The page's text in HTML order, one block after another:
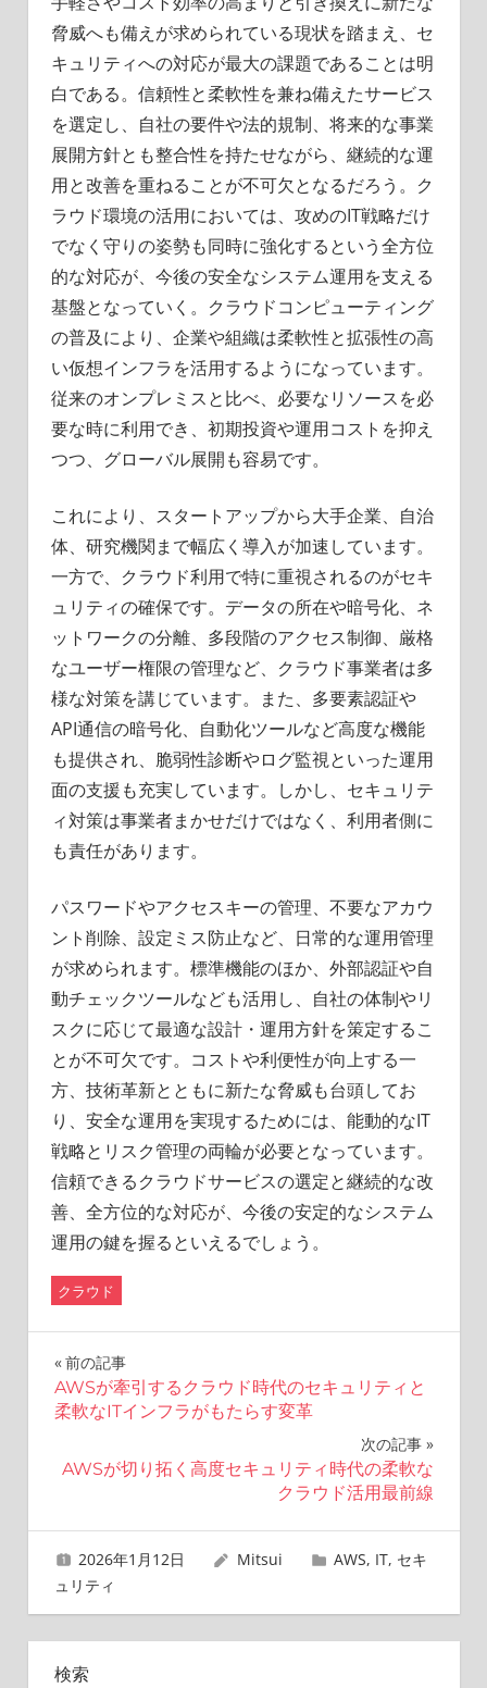
脅威へも備えが求められている現状を踏まえ、セ
キュリティへの対応が最大の課題であることは明
白である。信頼性と柔軟性を兼ね備えたサービス
を選定し、自社の要件や法的規制、将来的な事業
展開方針とも整合性を持たせながら、継続的な運
用と改善を重ねることが不可欠となるだろう。ク
ラウド環境の活用においては、攻めのIT戦略だけ
でなく守りの姿勢も同時に強化するという全方位
的な対応が、今後の安全なシステム運用を支える
基盤となっていく。クラウドコンピューティング
の普及により、企業や組織は柔軟性と拡張性の高
い仮想インフラを活用するようになっています。
従来のオンプレミスと比べ、必要なリソースを必
要な時に利用でき、初期投資や運用コストを抑え
つつ、グローバル展開も容易です。
これにより、スタートアップから大手企業、自治
体、研究機関まで幅広く導入が加速しています。
一方で、クラウド利用で特に重視されるのがセキ
ュリティの確保です。データの所在や暗号化、ネ
ットワークの分離、多段階のアクセス制御、厳格
なユーザー権限の管理など、クラウド事業者は多
様な対策を講じています。また、多要素認証や
API通信の暗号化、自動化ツールなど高度な機能
も提供され、脆弱性診断やログ監視といった運用
面の支援も充実しています。しかし、セキュリテ
ィ対策は事業者まかせだけではなく、利用者側に
も責任があります。
パスワードやアクセスキーの管理、不要なアカウ
ント削除、設定ミス防止など、日常的な運用管理
が求められます。標準機能のほか、外部認証や自
動チェックツールなども活用し、自社の体制やリ
スクに応じて最適な設計・運用方針を策定するこ
とが不可欠です。コストや利便性が向上する一
方、技術革新とともに新たな脅威も台頭してお
り、安全な運用を実現するためには、能動的なIT
戦略とリスク管理の両輪が必要となっています。
信頼できるクラウドサービスの選定と継続的な改
善、全方位的な対応が、今後の安定的なシステム
運用の鍵を握るといえるでしょう。
クラウド
投
稿
ナ
ゲ
ー
シ
ョ
前の記事
AWSが牽引するクラウド時代のセキュリティと
柔軟なITインフラがもたらす変革
次の記事
AWSが切り拓く高度セキュリティ時代の柔軟な
クラウド活用最前線
2026年1月12日 Mitsui AWS, IT, セキ
ュリティ
検索